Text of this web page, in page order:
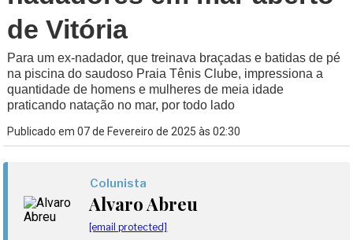
de Vitória
Para um ex-nadador, que treinava braçadas e batidas de pé
na piscina do saudoso Praia Tênis Clube, impressiona a
quantidade de homens e mulheres de meia idade
praticando natação no mar, por todo lado
Publicado em 07 de Fevereiro de 2025 às 02:30
Colunista
Alvaro Abreu
[email protected]